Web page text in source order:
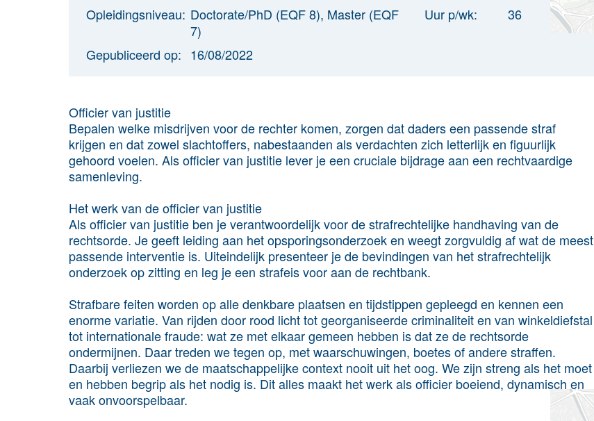
Opleidingsniveau: Doctorate/PhD (EQF 8), Master (EQF
7)
Gepubliceerd op: 16/08/2022
Uur p/wk:
36
Officier van justitie
Bepalen welke misdrijven voor de rechter komen, zorgen dat daders een passende straf
krijgen en dat zowel slachtoffers, nabestaanden als verdachten zich letterlijk en figuurlijk
gehoord voelen. Als officier van justitie lever je een cruciale bijdrage aan een rechtvaardige
samenleving.
Het werk van de officier van justitie
Als officier van justitie ben je verantwoordelijk voor de strafrechtelijke handhaving van de
rechtsorde. Je geeft leiding aan het opsporingsonderzoek en weegt zorgvuldig af wat de meest
passende interventie is. Uiteindelijk presenteer je de bevindingen van het strafrechtelijk
onderzoek op zitting en leg je een strafeis voor aan de rechtbank.
Strafbare feiten worden op alle denkbare plaatsen en tijdstippen gepleegd en kennen een
enorme variatie. Van rijden door rood licht tot georganiseerde criminaliteit en van winkeldiefstal
tot internationale fraude: wat ze met elkaar gemeen hebben is dat ze de rechtsorde
ondermijnen. Daar treden we tegen op, met waarschuwingen, boetes of andere straffen.
Daarbij verliezen we de maatschappelijke context nooit uit het oog. We zijn streng als het moet
en hebben begrip als het nodig is. Dit alles maakt het werk als officier boeiend, dynamisch en
vaak onvoorspelbaar.